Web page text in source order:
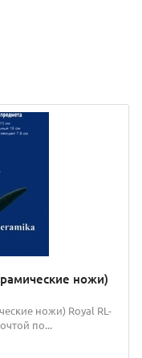
ножи)
ножи) Royal RL-
по...